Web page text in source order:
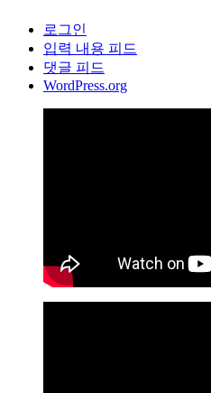
로그인
입력 내용 피드
댓글 피드
WordPress.org